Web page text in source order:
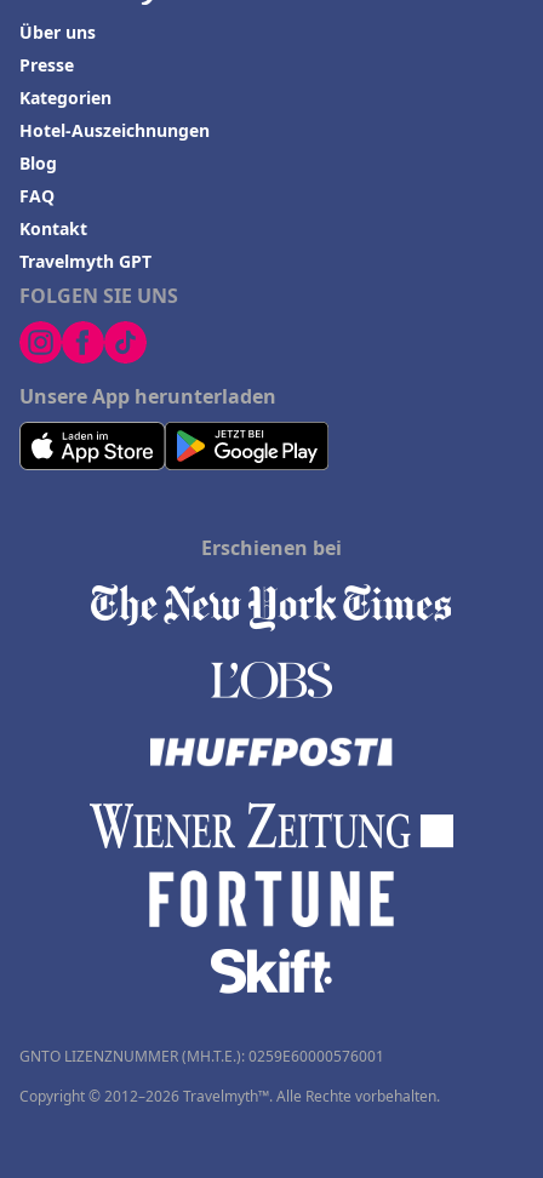
FOLGEN SIE UNS
Unsere App herunterladen
Über uns
Presse
Kategorien
Hotel-Auszeichnungen
Blog
FAQ
Kontakt
Travelmyth GPT
Erschienen bei
GNTO LIZENZNUMMER (MH.T.E.): 0259Ε60000576001
Copyright © 2012–2026 Travelmyth™. Alle Rechte vorbehalten.